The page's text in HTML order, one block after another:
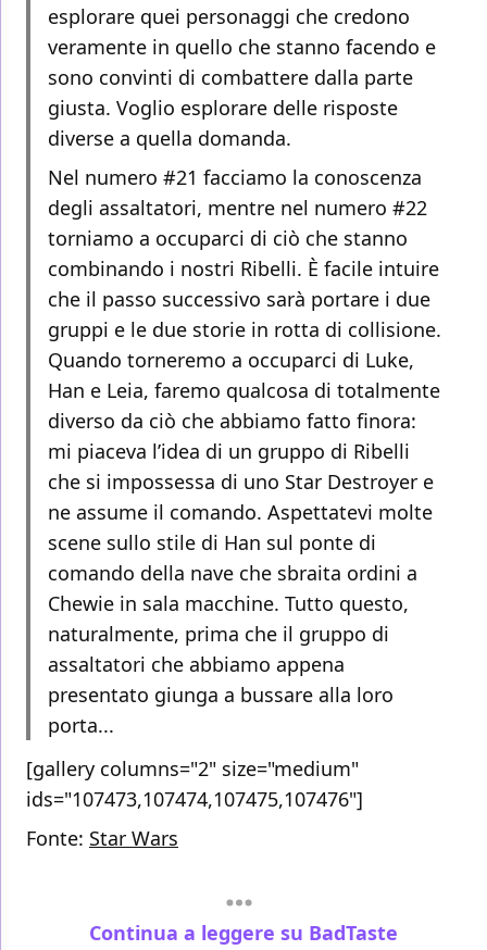
esplorare quei personaggi che credono
veramente in quello che stanno facendo e
sono convinti di combattere dalla parte
giusta. Voglio esplorare delle risposte
diverse a quella domanda.
Nel numero #21 facciamo la conoscenza
degli assaltatori, mentre nel numero #22
torniamo a occuparci di ciò che stanno
combinando i nostri Ribelli. È facile intuire
che il passo successivo sarà portare i due
gruppi e le due storie in rotta di collisione.
Quando torneremo a occuparci di Luke,
Han e Leia, faremo qualcosa di totalmente
diverso da ciò che abbiamo fatto finora:
mi piaceva l’idea di un gruppo di Ribelli
che si impossessa di uno Star Destroyer e
ne assume il comando. Aspettatevi molte
scene sullo stile di Han sul ponte di
comando della nave che sbraita ordini a
Chewie in sala macchine. Tutto questo,
naturalmente, prima che il gruppo di
assaltatori che abbiamo appena
presentato giunga a bussare alla loro
porta...
[gallery columns="2" size="medium"
ids="107473,107474,107475,107476"]
Fonte: Star Wars
Continua a leggere su BadTaste